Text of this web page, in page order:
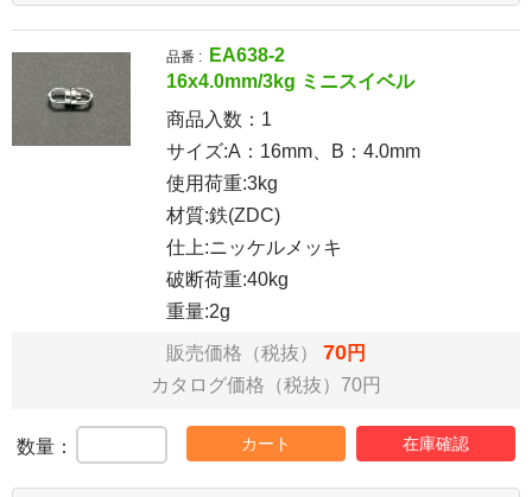
品番 :
EA638-2
16x4.0mm/3kg ミニスイベル
商品入数： 1
サイズ:A：16mm、B：4.0mm
使用荷重:3kg
材質:鉄(ZDC)
仕上:ニッケルメッキ
破断荷重:40kg
重量:2g
販売価格（税抜） 70円
カタログ価格（税抜）70円
数量： カート 在庫確認